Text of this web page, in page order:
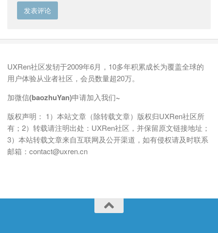
UXRen社区发轫于2009年6月，10多年积累成长为覆盖全球的
用户体验从业者社区，会员数量超20万。
加微信(baozhuYan)申请加入我们~
版权声明： 1）本站文章（除转载文章）版权归UXRen社区所
有；2）转载请注明出处：UXRen社区，并保留原文链接地址；
3）本站转载文章来自互联网及公开渠道，如有侵权请及时联系
邮箱：contact@uxren.cn